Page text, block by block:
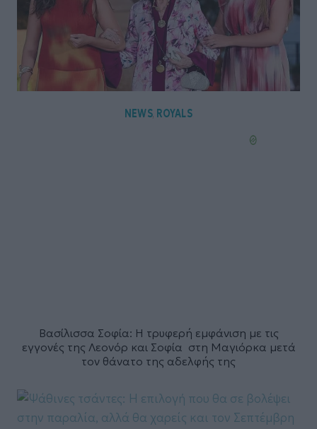
NEWS, ROYALS
Βασίλισσα Σοφία: Η τρυφερή εμφάνιση με τις
εγγονές της Λεονόρ και Σοφία στη Μαγιόρκα μετά
τον θάνατο της αδελφής της